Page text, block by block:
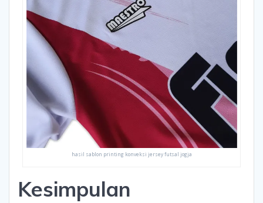
hasil sablon printing konveksi jersey futsal jogja
Kesimpulan